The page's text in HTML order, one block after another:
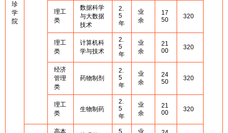
珍
学
院
理工
类
数据科学
与大数据
技术
2.
5
年
业
余
17
50
320
理工
类
计算机科
学与技术
2.
5
年
业
余
21
00
320
经济
管理
类
药物制剂
2.
5
年
业
余
24
50
320
理工
类
生物制药
2.
5
年
业
余
21
00
320
高本 5 业